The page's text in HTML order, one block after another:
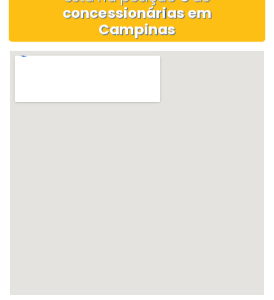
concessionárias em
Campinas